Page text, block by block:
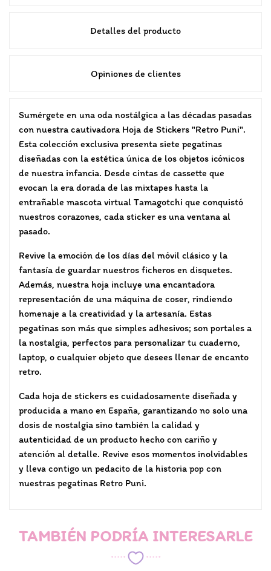
Detalles del producto
Opiniones de clientes
Sumérgete en una oda nostálgica a las décadas pasadas
con nuestra cautivadora Hoja de Stickers "Retro Puni".
Esta colección exclusiva presenta siete pegatinas
diseñadas con la estética única de los objetos icónicos
de nuestra infancia. Desde cintas de cassette que
evocan la era dorada de las mixtapes hasta la
entrañable mascota virtual Tamagotchi que conquistó
nuestros corazones, cada sticker es una ventana al
pasado.
Revive la emoción de los días del móvil clásico y la
fantasía de guardar nuestros ficheros en disquetes.
Además, nuestra hoja incluye una encantadora
representación de una máquina de coser, rindiendo
homenaje a la creatividad y la artesanía. Estas
pegatinas son más que simples adhesivos; son portales a
la nostalgia, perfectos para personalizar tu cuaderno,
laptop, o cualquier objeto que desees llenar de encanto
retro.
Cada hoja de stickers es cuidadosamente diseñada y
producida a mano en España, garantizando no solo una
dosis de nostalgia sino también la calidad y
autenticidad de un producto hecho con cariño y
atención al detalle. Revive esos momentos inolvidables
y lleva contigo un pedacito de la historia pop con
nuestras pegatinas Retro Puni.
TAMBIÉN PODRÍA INTERESARLE